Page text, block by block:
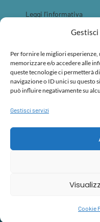
Gestisci
Per fornire le migliori
memorizzare e/o accedere alle
queste tecnologie ci permetterà
navigazione o ID unici su questo
può influire negativamente su
Gestisci servizi
Cookie
Leggi l'informativa
INVIA